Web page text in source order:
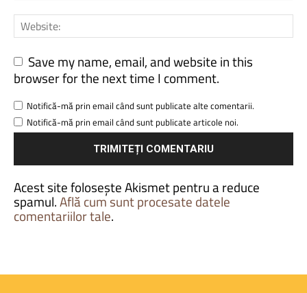
Save my name, email, and website in this
browser for the next time I comment.
Notifică-mă prin email când sunt publicate alte comentarii.
Notifică-mă prin email când sunt publicate articole noi.
Acest site folosește Akismet pentru a reduce
spamul.Află cum sunt procesate datele
comentariilor tale.